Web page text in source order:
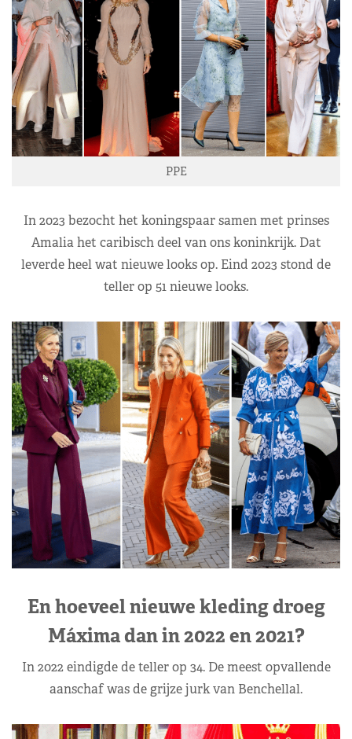
PPE
In 2023 bezocht het koningspaar samen met prinses
Amalia het caribisch deel van ons koninkrijk. Dat
leverde heel wat nieuwe looks op. Eind 2023 stond de
teller op 51 nieuwe looks.
En hoeveel nieuwe kleding droeg
Máxima dan in 2022 en 2021?
In 2022 eindigde de teller op 34. De meest opvallende
aanschaf was de grijze jurk van Benchellal.